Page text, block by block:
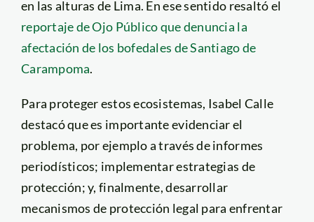
en las alturas de Lima. En ese sentido resaltó el
reportaje de Ojo Público que denuncia la
afectación de los bofedales de Santiago de
Carampoma.
Para proteger estos ecosistemas, Isabel Calle
destacó que es importante evidenciar el
problema, por ejemplo a través de informes
periodísticos; implementar estrategias de
protección; y, finalmente, desarrollar
mecanismos de protección legal para enfrentar